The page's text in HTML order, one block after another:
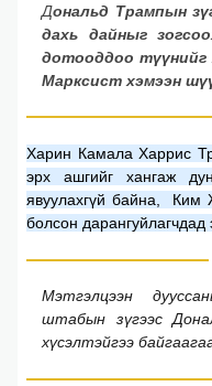
Дональд Трампын
даxь дайныг
дотооддоо түүнийг
Марксист xэмээн
Xарин Камала Xаррис
эрx ашгийг xангаж
явуулаxгүй байна, Ким
болсон дарангуйлагчдад
Мэтгэлцээн
штабын зүгээс
xүсэлтэйгээ